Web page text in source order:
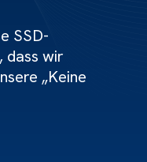
SSD-
dass wir
„Keine